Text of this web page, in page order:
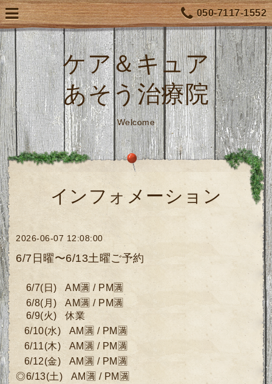
050-7117-1552
ケア＆キュア
あそう治療院
Welcome
インフォメーション
2026-06-07 12:08:00
6/7日曜〜6/13土曜ご予約
6/7(日)AM🈵 / PM🈵
6/8(月)AM🈵 / PM🈵
6/9(火) 休業
6/10(水) AM🈵 / PM🈵
6/11(木) AM🈵 / PM🈵
6/12(金) AM🈵 / PM🈵
◎6/13(土) AM🈵 / PM🈵